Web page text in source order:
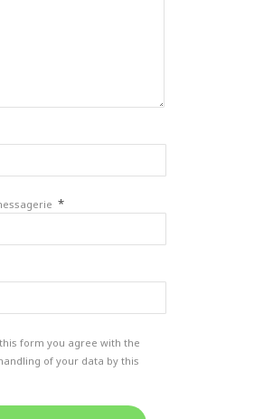
*
form you agree with the
of your data by this